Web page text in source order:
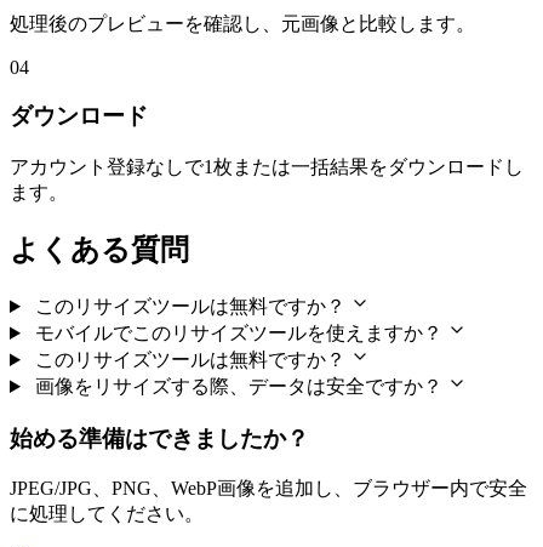
処理後のプレビューを確認し、元画像と比較します。
04
ダウンロード
アカウント登録なしで1枚または一括結果をダウンロードし
ます。
よくある質問
このリサイズツールは無料ですか？
モバイルでこのリサイズツールを使えますか？
このリサイズツールは無料ですか？
画像をリサイズする際、データは安全ですか？
始める準備はできましたか？
JPEG/JPG、PNG、WebP画像を追加し、ブラウザー内で安全
に処理してください。